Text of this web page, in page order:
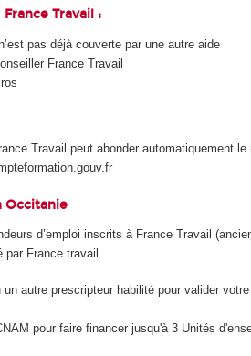
Travail :
pas déjà couverte par une autre aide
France Travail
Travail peut abonder automatiquement le
Occitanie
d’emploi inscrits à France Travail
France travail.
autre prescripteur habilité pour valider
pour faire financer jusqu'à 3 Unités